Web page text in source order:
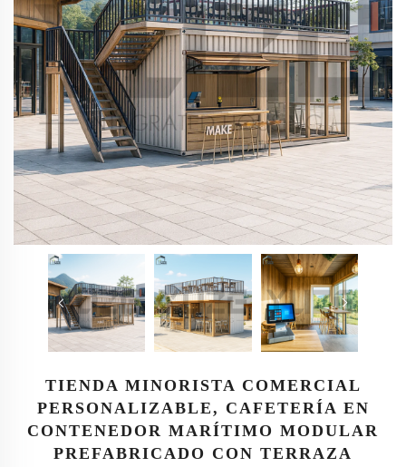
TIENDA MINORISTA COMERCIAL
PERSONALIZABLE, CAFETERÍA EN
CONTENEDOR MARÍTIMO MODULAR
PREFABRICADO CON TERRAZA